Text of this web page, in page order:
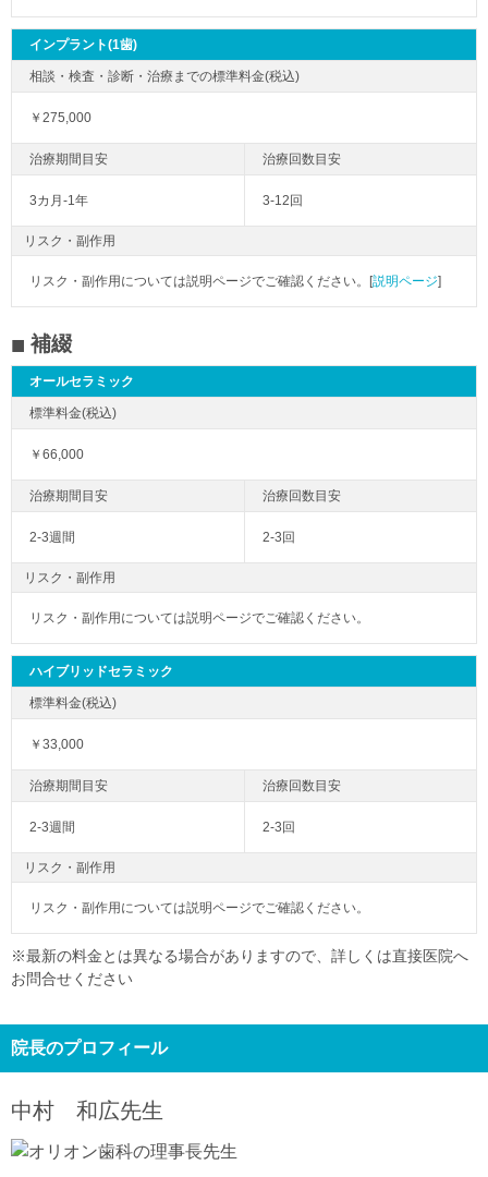
インプラント(1歯)
￥275,000
3カ月-1年 3-12回
リスク・副作用
リスク・副作用については説明ページでご確認ください。[説明ページ]
補綴
オールセラミック
￥66,000
2-3週間 2-3回
リスク・副作用
リスク・副作用については説明ページでご確認ください。
ハイブリッドセラミック
￥33,000
2-3週間 2-3回
リスク・副作用
リスク・副作用については説明ページでご確認ください。
※最新の料金とは異なる場合がありますので、詳しくは直接医院へ
お問合せください
院長のプロフィール
中村 和広先生